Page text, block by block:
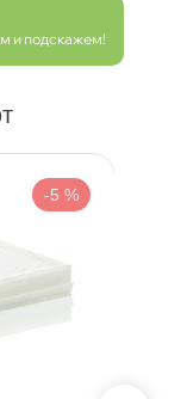
и подскажем!
-5 %